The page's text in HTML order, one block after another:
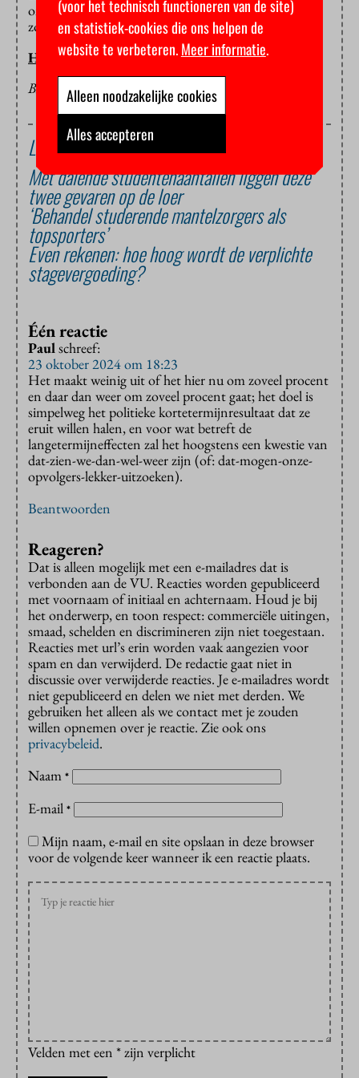
onderzoek naar wachtlijsten, personeelstekorten en
zorg in krimpgebieden.
HOP
BEELD: KEN TEEGARDIN VIA FLICKR
Lees ook
Met dalende studentenaantallen liggen deze
twee gevaren op de loer
‘Behandel studerende mantelzorgers als
topsporters’
Even rekenen: hoe hoog wordt de verplichte
stagevergoeding?
Één reactie
Paulschreef:
23 oktober 2024 om 18:23
Het maakt weinig uit of het hier nu om zoveel procent
en daar dan weer om zoveel procent gaat; het doel is
simpelweg het politieke kortetermijnresultaat dat ze
eruit willen halen, en voor wat betreft de
langetermijneffecten zal het hoogstens een kwestie van
dat-zien-we-dan-wel-weer zijn (of: dat-mogen-onze-
opvolgers-lekker-uitzoeken).
Beantwoorden
Reageren?
Dat is alleen mogelijk met een e-mailadres dat is
verbonden aan de VU. Reacties worden gepubliceerd
met voornaam of initiaal en achternaam. Houd je bij
het onderwerp, en toon respect: commerciële uitingen,
smaad, schelden en discrimineren zijn niet toegestaan.
Reacties met url’s erin worden vaak aangezien voor
spam en dan verwijderd. De redactie gaat niet in
discussie over verwijderde reacties. Je e-mailadres wordt
niet gepubliceerd en delen we niet met derden. We
gebruiken het alleen als we contact met je zouden
willen opnemen over je reactie. Zie ook ons
privacybeleid.
Naam *
E-mail *
Mijn naam, e-mail en site opslaan in deze browser
voor de volgende keer wanneer ik een reactie plaats.
Velden met een * zijn verplicht
(voor het technisch functioneren van de site)
en statistiek-cookies die ons helpen de
website te verbeteren.Meer informatie.
Alleen noodzakelijke cookies
Alles accepteren